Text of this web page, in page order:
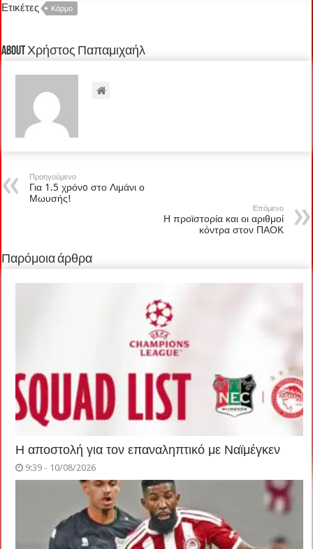
Ετικέτες Κάρμο
About Χρήστος Παπαμιχαήλ
Προηγούμενο
Για 1.5 χρόνo στο Λιμάνι ο
Μωυσής!
Επόμενο
Η προϊστορία και οι αριθμοί
κόντρα στον ΠΑΟΚ
Παρόμοια άρθρα
Η αποστολή για τον επαναληπτικό με Ναϊμέγκεν
9:39 - 10/08/2026